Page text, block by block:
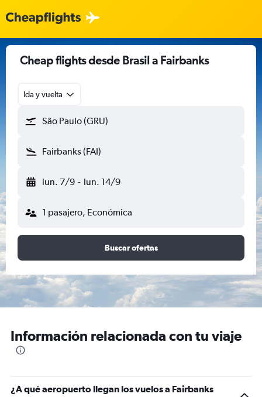
Cheap flights desde Brasil a Fairbanks
Ida y vuelta
São Paulo (GRU)
Fairbanks (FAI)
lun. 7/9 - lun. 14/9
1 pasajero, Económica
Buscar ofertas
Información relacionada con tu viaje
¿A qué aeropuerto llegan los vuelos a Fairbanks